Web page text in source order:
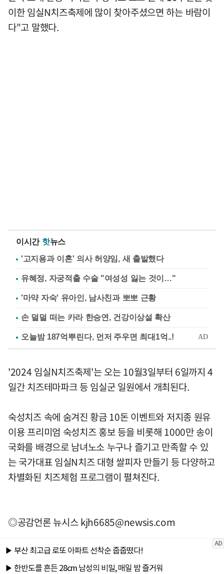
이한 임실N치즈축제에 많이 찾아주셨으면 하는 바람이
다"고 말했다.
이시간 핫뉴스
'고지용과 이혼' 의사 허양임, 새 출발했다
유혜정, 자궁적출 수술 "여성성 잃는 것이…"
'마약 자숙' 유아인, 남사친과 뽀뽀 근황
손 덜덜 떠는 카라 한승연, 건강이상설 확산
'2024 임실N치즈축제'는 오는 10월3일부터 6일까지 4
일간 치즈테마파크 등 임실군 일원에서 개최된다.
숙성치즈 속에 숨겨진 황금 10돈 이벤트와 저지종 원유
이용 프리미엄 숙성치즈 홍보 등을 비롯해 1000만 송이
국화를 배경으로 남녀노소 누구나 즐기고 만족할 수 있
는 국가대표 임실N치즈 대형 쌀피자 만들기 등 다양하고
차별화된 치즈체험 프로그램이 펼쳐진다.
◎공감언론 뉴시스kjh6685@newsis.com